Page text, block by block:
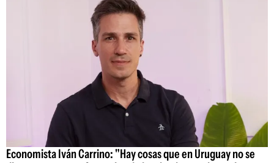
Economista Iván Carrino: "Hay cosas que en Uruguay no se